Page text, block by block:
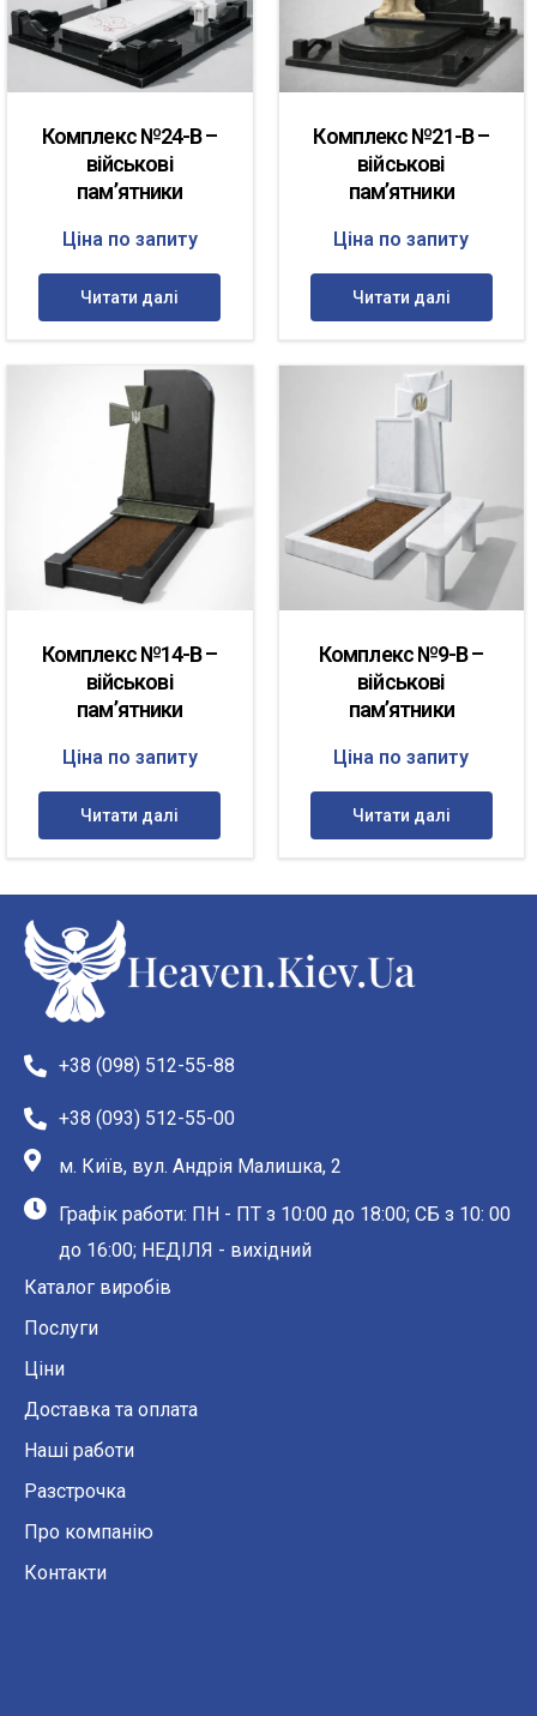
Комплекс №24-В –
військові
пам’ятники
Ціна по запиту
Читати далі
Комплекс №21-В –
військові
пам’ятники
Ціна по запиту
Читати далі
Комплекс №14-В –
військові
пам’ятники
Ціна по запиту
Читати далі
Комплекс №9-В –
військові
пам’ятники
Ціна по запиту
Читати далі
+38 (098) 512-55-88
+38 (093) 512-55-00
м. Київ, вул. Андрія Малишка, 2
Графік работи: ПН - ПТ з 10:00 до 18:00; СБ з 10: 00
до 16:00; НЕДІЛЯ - вихідний
Каталог виробів
Послуги
Ціни
Доставка та оплата
Наші работи
Разстрочка
Про компанію
Контакти